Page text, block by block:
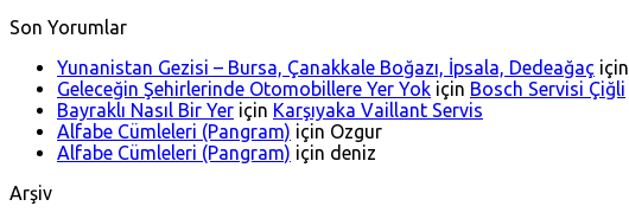
Son Yorumlar
Yunanistan Gezisi – Bursa, Çanakkale Boğazı, İpsala, Dedeağaç için
Geleceğin Şehirlerinde Otomobillere Yer Yok için Bosch Servisi Çiğli
Bayraklı Nasıl Bir Yer için Karşıyaka Vaillant Servis
Alfabe Cümleleri (Pangram) için Ozgur
Alfabe Cümleleri (Pangram) için deniz
Arşiv